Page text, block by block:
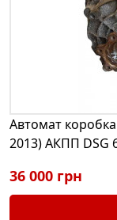
Автомат
2013) АКПП DSG
36 000 грн